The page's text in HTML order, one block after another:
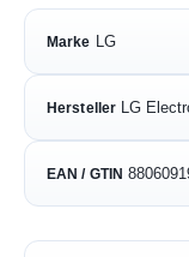
Marke LG
Hersteller LG
EAN / GTIN